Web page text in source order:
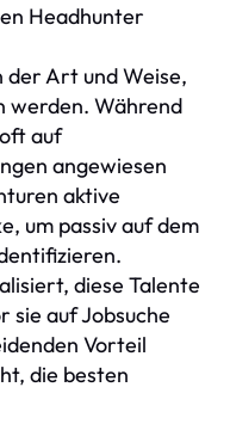
Headhunter
Art und Weise,
werden. Während
auf
angewiesen
aktive
um passiv auf dem
diese Talente
sie auf Jobsuche
Vorteil
die besten